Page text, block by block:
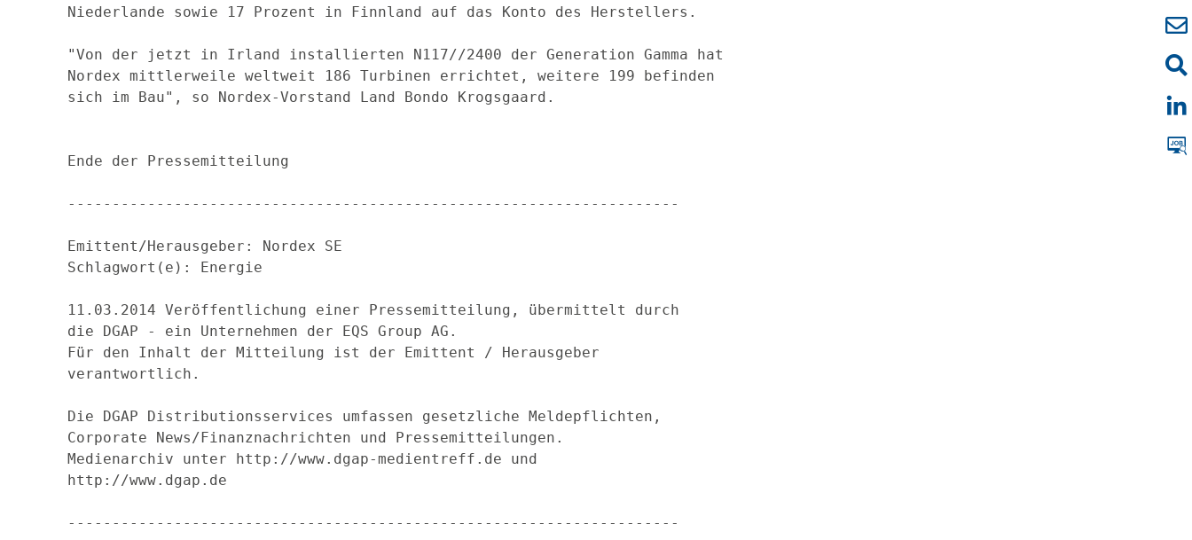
Niederlande sowie 17 Prozent in Finnland auf das Konto des Herstellers.
"Von der jetzt in Irland installierten N117//2400 der Generation Gamma hat
Nordex mittlerweile weltweit 186 Turbinen errichtet, weitere 199 befinden
sich im Bau", so Nordex-Vorstand Land Bondo Krogsgaard.
Ende der Pressemitteilung
---------------------------------------------------------------------
Emittent/Herausgeber: Nordex SE
Schlagwort(e): Energie
11.03.2014 Veröffentlichung einer Pressemitteilung, übermittelt durch
die DGAP - ein Unternehmen der EQS Group AG.
Für den Inhalt der Mitteilung ist der Emittent / Herausgeber
verantwortlich.
Die DGAP Distributionsservices umfassen gesetzliche Meldepflichten,
Corporate News/Finanznachrichten und Pressemitteilungen.
Medienarchiv unter http://www.dgap-medientreff.de und
http://www.dgap.de
---------------------------------------------------------------------